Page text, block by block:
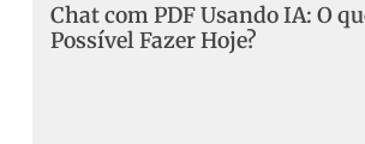
Chat com PDF Usando IA: O
Possível Fazer Hoje?